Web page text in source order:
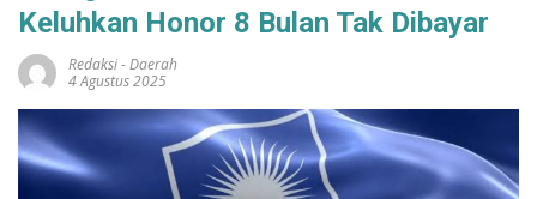
Keluhkan Honor 8 Bulan Tak Dibayar
Redaksi-Daerah
4 Agustus 2025